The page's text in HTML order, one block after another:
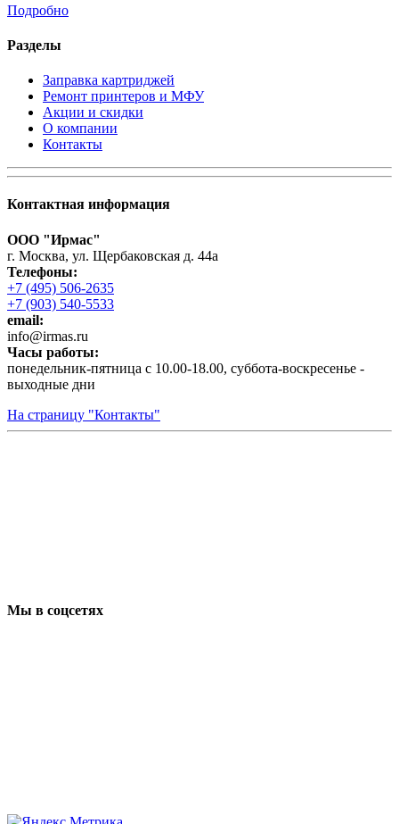
Подробно
Разделы
Заправка картриджей
Ремонт принтеров и МФУ
Акции и скидки
О компании
Контакты
Контактная информация
ООО "Ирмас"
г. Москва, ул. Щербаковская д. 44а
Телефоны:
+7 (495) 506-2635
+7 (903) 540-5533
email:
infо@irmas.ru
Часы работы:
понедельник-пятница с 10.00-18.00, суббота-воскресенье -
выходные дни
На страницу "Контакты"
Мы в соцсетях